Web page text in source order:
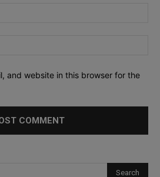
and website in this browser for the